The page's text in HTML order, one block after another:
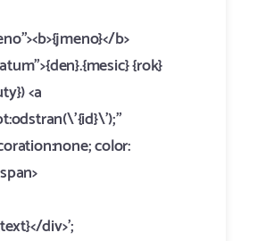
b>
{rok}
<a
color:
div>';